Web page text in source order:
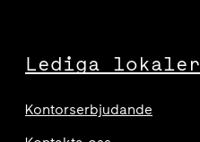
Lediga lokaler
Kontorserbjudande